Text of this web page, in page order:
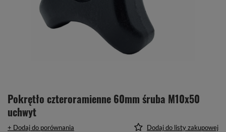
Pokrętło czteroramienne 60mm śruba M10x50
uchwyt
+ Dodaj do porównania Dodaj do listy zakupowej